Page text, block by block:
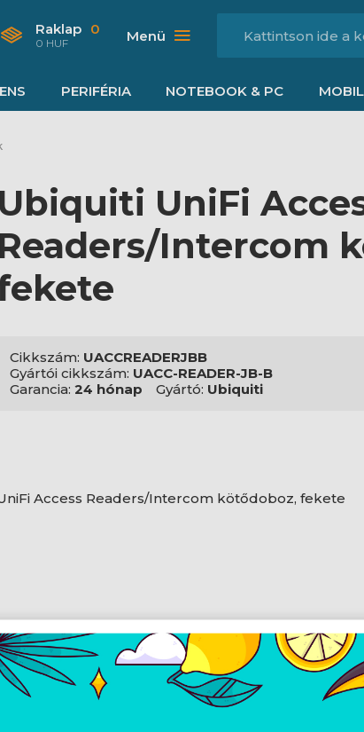
Raklap 0
0 HUF Menü
PERIFÉRIA NOTEBOOK & PC
Ubiquiti UniFi
Readers/Intercom
Cikkszám: UACCREADERJBB
Gyártói cikkszám: UACC-READER-JB-B
Garancia: 24 hónap Gyártó: Ubiquiti
Access Readers/Intercom kötődoboz, fekete